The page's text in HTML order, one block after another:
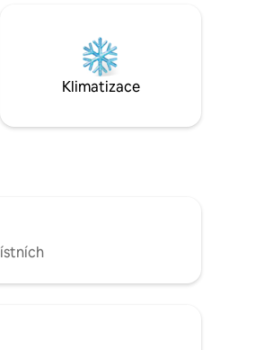
od pulzujícího South
práce! Přesně tak, jak by
Klimatizace